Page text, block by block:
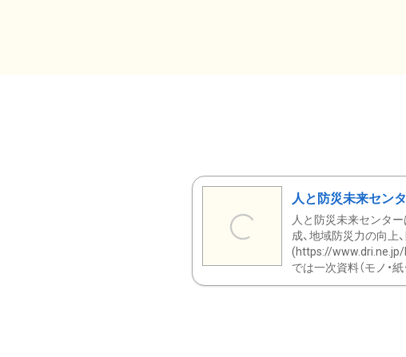
人と防災未来セン
人と防災未来センタ
成、地域防災力の向上
(https://www.dri.ne.jp/
では一次資料（モノ・紙